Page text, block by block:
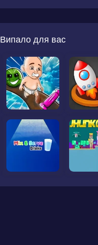
Випало для вас